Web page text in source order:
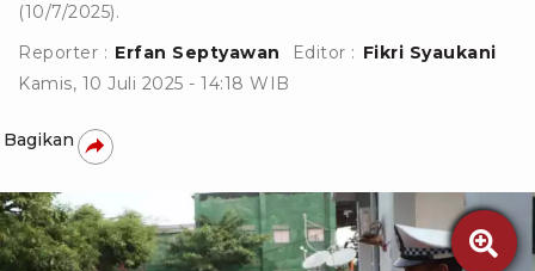
(10/7/2025).
Reporter : Erfan Septyawan Editor : Fikri Syaukani
Kamis, 10 Juli 2025 - 14:18 WIB
Bagikan
